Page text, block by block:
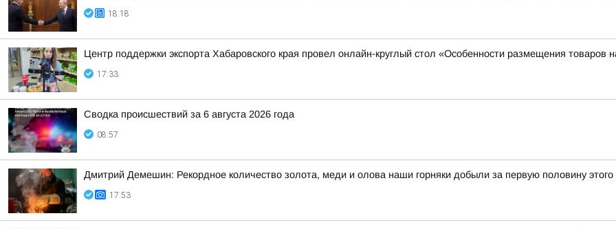
18:18
Центр поддержки экспорта Хабаровского края провел онлайн-круглый стол «Особенности размещения
17:33
Сводка происшествий за 6 августа 2026 года
08:57
Дмитрий Демешин: Рекордное количество золота, меди и олова наши горняки добыли за первую половину этого
17:53